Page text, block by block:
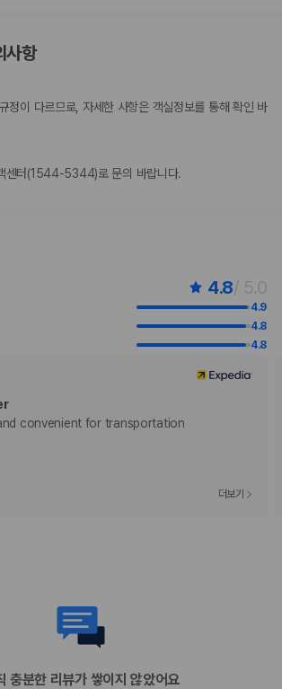
용 가능한 결제 수단은 신용카드, 직불카드, 현금입니
을 이용하실 수 있습니다.
을 위해 소화기, 연기 감지기, 보안 시스템, 구급상자 등
린이에게 적합하지 않을 수 있는 발코니, 파티오, 테라
이 있습니다. 이 부분이 염려되시면 도착 전에 숙박 시
한 객실을 이용할 수 있는지 확인하시기 바랍니다.
06:00 ~ 22:00입니다.
파 트리트먼트의 경우 사전 예약이 필요합니다. 예약
는 연락처 정보로 도착 전에 호텔에 연락하여 예약하실
부모 또는 보호자와 같은 객실에서 침구를 추가하지
료로 숙박할 수 있습니다(최대 2명).
에 허용됩니다.
실 연결이 가능하며, 예약 확인 메일에 나와 있는 번호
연락하여 요청하실 수 있습니다.
모든 거래 시 현금 없이 결제 가능 등의 조치를 시행 중
면 체크아웃 서비스를 이용하실 수 있습니다.
량 1대당 THB 4000(편도, 정원 2명)
요금: 1주 기준, 1마리당 THB 2943
이른 체크인 가능(객실 이용 상황에 따라 다름)
금: 1박 기준, THB 2000.0
사항
정이 다르므로, 자세한 사항은 객실정보를 통해 확인 바
센터(1544-5344)로 문의 바랍니다.
4.8/ 5.0
4.9
4.8
4.8
convenient for transportation
더보기
충분한 리뷰가 쌓이지 않았어요